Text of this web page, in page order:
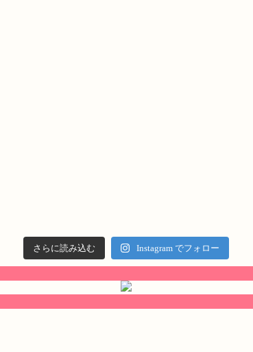
さらに読み込む Instagram でフォロー